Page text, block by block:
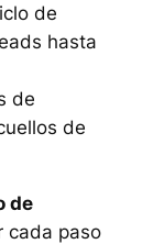
de
hasta
de
de
de
cada paso